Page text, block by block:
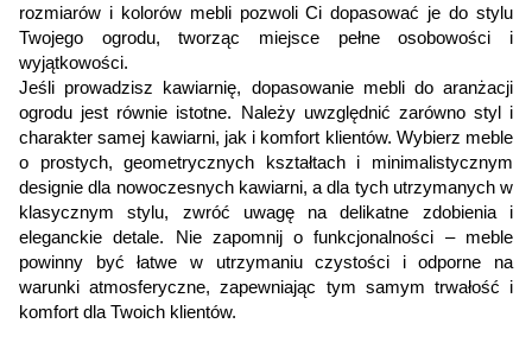
rozmiarów i kolorów mebli pozwoli Ci dopasować je do stylu
Twojego ogrodu, tworząc miejsce pełne osobowości i
wyjątkowości.
Jeśli prowadzisz kawiarnię, dopasowanie mebli do aranżacji
ogrodu jest równie istotne. Należy uwzględnić zarówno styl i
charakter samej kawiarni, jak i komfort klientów. Wybierz meble
o prostych, geometrycznych kształtach i minimalistycznym
designie dla nowoczesnych kawiarni, a dla tych utrzymanych w
klasycznym stylu, zwróć uwagę na delikatne zdobienia i
eleganckie detale. Nie zapomnij o funkcjonalności – meble
powinny być łatwe w utrzymaniu czystości i odporne na
warunki atmosferyczne, zapewniając tym samym trwałość i
komfort dla Twoich klientów.